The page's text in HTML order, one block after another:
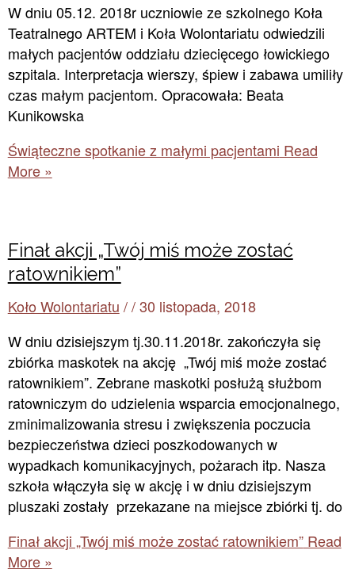
W dniu 05.12. 2018r uczniowie ze szkolnego Koła
Teatralnego ARTEM i Koła Wolontariatu odwiedzili
małych pacjentów oddziału dziecięcego łowickiego
szpitala. Interpretacja wierszy, śpiew i zabawa umiliły
czas małym pacjentom. Opracowała: Beata
Kunikowska
Świąteczne spotkanie z małymi pacjentami Read
More »
Finał akcji „Twój miś może zostać
ratownikiem”
Koło Wolontariatu //30 listopada, 2018
W dniu dzisiejszym tj.30.11.2018r. zakończyła się
zbiórka maskotek na akcję „Twój miś może zostać
ratownikiem”. Zebrane maskotki posłużą służbom
ratowniczym do udzielenia wsparcia emocjonalnego,
zminimalizowania stresu i zwiększenia poczucia
bezpieczeństwa dzieci poszkodowanych w
wypadkach komunikacyjnych, pożarach itp. Nasza
szkoła włączyła się w akcję i w dniu dzisiejszym
pluszaki zostały przekazane na miejsce zbiórki tj. do
Finał akcji „Twój miś może zostać ratownikiem”Read
More »